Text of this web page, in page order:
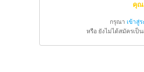
คุณ
กรุณา เข้าสู่
หรือ ยังไม่ได้สมัครเป็